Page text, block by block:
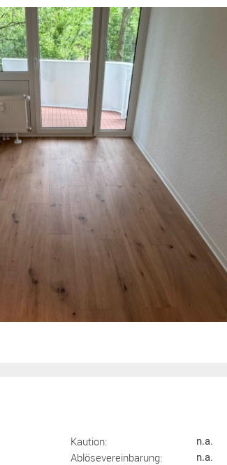
Kaution: n.a.
Ablösevereinbarung: n.a.